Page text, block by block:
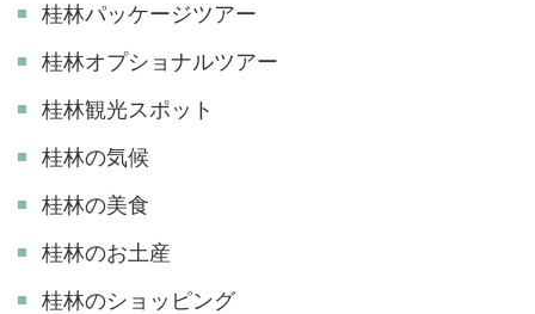
桂林パッケージツアー
桂林オプショナルツアー
桂林観光スポット
桂林の気候
桂林の美食
桂林のお土産
桂林のショッピング